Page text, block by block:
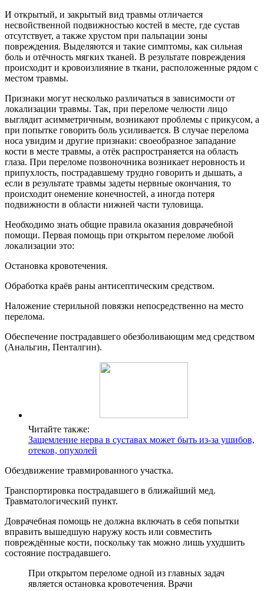
И открытый, и закрытый вид травмы отличается
несвойственной подвижностью костей в месте, где сустав
отсутствует, а также хрустом при пальпации зоны
повреждения. Выделяются и такие симптомы, как сильная
боль и отёчность мягких тканей. В результате повреждения
происходит и кровоизлияние в ткани, расположенные рядом с
местом травмы.
Признаки могут несколько различаться в зависимости от
локализации травмы. Так, при переломе челюсти лицо
выглядит асимметричным, возникают проблемы с прикусом, а
при попытке говорить боль усиливается. В случае перелома
носа увидим и другие признаки: своеобразное западание
кости в месте травмы, а отёк распространяется на область
глаза. При переломе позвоночника возникает неровность и
припухлость, пострадавшему трудно говорить и дышать, а
если в результате травмы задеты нервные окончания, то
происходит онемение конечностей, а иногда потеря
подвижности в области нижней части туловища.
Необходимо знать общие правила оказания доврачебной
помощи. Первая помощь при открытом переломе любой
локализации это:
Остановка кровотечения.
Обработка краёв раны антисептическим средством.
Наложение стерильной повязки непосредственно на место
перелома.
Обеспечение пострадавшего обезболивающим мед средством
(Анальгин, Пенталгин).
Читайте также:
Защемление нерва в суставах может быть из-за ушибов,
отеков, опухолей
Обездвижение травмированного участка.
Транспортировка пострадавшего в ближайший мед.
Травматологический пункт.
Доврачебная помощь не должна включать в себя попытки
вправить вышедшую наружу кость или совместить
повреждённые кости, поскольку так можно лишь ухудшить
состояние пострадавшего.
При открытом переломе одной из главных задач
является остановка кровотечения. Врачи